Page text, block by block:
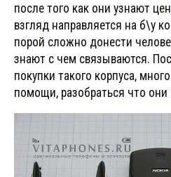
после того как они узнают
взгляд направляется на б\у
порой сложно донести
знают с чем связываются.
покупки такого корпуса,
помощи, разобраться что они